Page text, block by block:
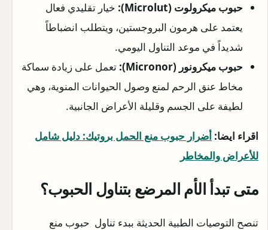
حبوب ميكرولوت (Microlut):
خيار تقليدي فعال
يعتمد على هرمون البروجستين، ويتطلب انضباطاً
شديداً في موعد التناول اليومي.
حبوب ميكرونور (Micronor):
تعمل على زيادة سماكة
مخاط عنق الرحم لمنع وصول الحيوانات المنوية، وهي
لطيفة على الجسم وقليلة الأعراض الجانبية.
اقراء ايضا: أضرار حبوب منع الحمل بروتيك: دليل شامل
للأعراض والمخاطر
متى تبدأ الأم المرضع بتناول الحبوب؟
تنصح التوصيات الطبية الحديثة ببدء تناول حبوب منع